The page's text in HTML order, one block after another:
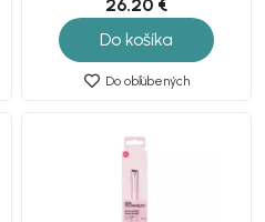
26.20 €
Do košíka
Do obľúbených